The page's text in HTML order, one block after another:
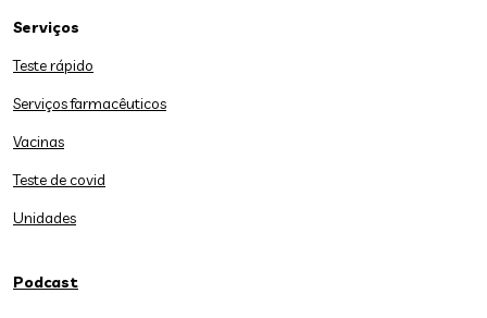
Serviços
Teste rápido
Serviços farmacêuticos
Vacinas
Teste de covid
Unidades
Podcast